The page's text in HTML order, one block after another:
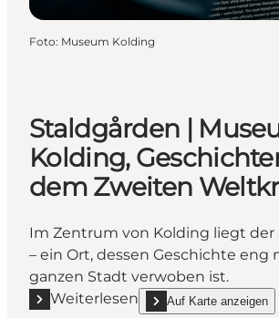
Foto: Museum Kolding
Staldgården |
Kolding,
dem Zweiten
Im Zentrum von Kolding liegt der
– ein Ort, dessen Geschichte eng
ganzen Stadt verwoben ist.
Weiterlesen
Mehr erfahren "Staldgården |
Auf Karte anzeigen
show Staldgården |